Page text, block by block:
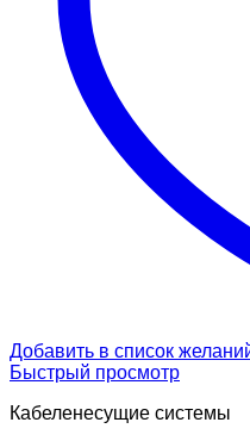
Добавить в список
Быстрый просмотр
Кабеленесущие системы